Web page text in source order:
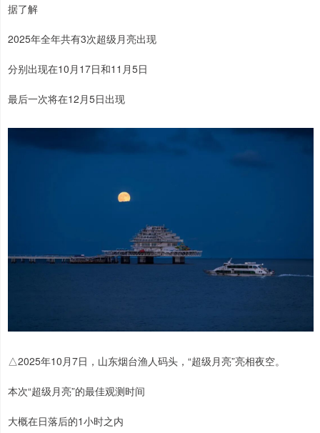
据了解
2025年全年共有3次超级月亮出现
分别出现在10月17日和11月5日
最后一次将在12月5日出现
△2025年10月7日，山东烟台渔人码头，“超级月亮”亮相夜空。
本次“超级月亮”的最佳观测时间
大概在日落后的1小时之内